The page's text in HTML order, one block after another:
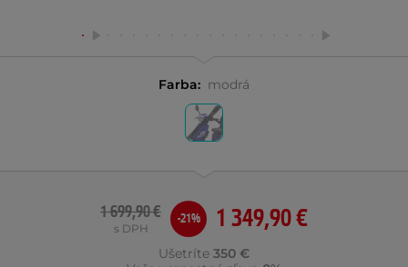
Farba: modrá
1 349,90 €
1 699,90 €
s DPH
-21%
Ušetríte 350 €